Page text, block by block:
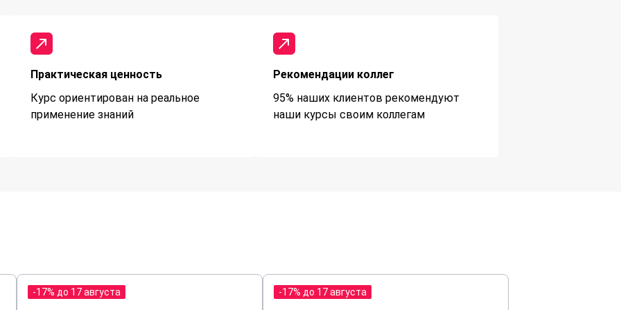
Практическая ценность
Курс ориентирован на реальное
применение знаний
Рекомендации коллег
95% наших клиентов рекомендуют
наши курсы своим коллегам
-17% до 17 августа -17% до 17 августа